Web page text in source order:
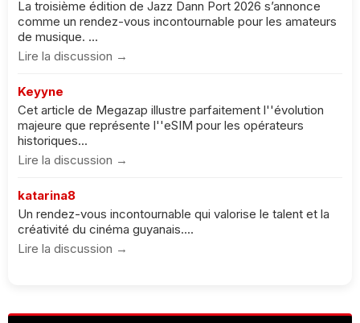
La troisième édition de Jazz Dann Port 2026 s’annonce
comme un rendez-vous incontournable pour les amateurs
de musique. ...
Lire la discussion →
Keyyne
Cet article de Megazap illustre parfaitement l''évolution
majeure que représente l''eSIM pour les opérateurs
historiques...
Lire la discussion →
katarina8
Un rendez-vous incontournable qui valorise le talent et la
créativité du cinéma guyanais....
Lire la discussion →